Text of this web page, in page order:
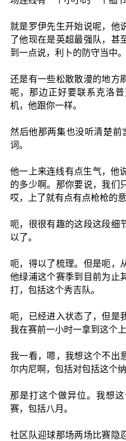
就是罗伊先生开始说呢，他
了他现在是英超最强队，甚
到一点说，利卜的防守当中。
还是有一些松散散漫的地方
呢，那边正好要联系克洛
机，他跟你一样。
然后他那两集也没听清楚前
词。
他一上来连线有点生气，他
的多少啊。那你要说，我们
哎，上了就有点有点枪枪的意
呃，很很有趣的这段这段细
以了。
呃，得以了梳理。但是呃，
他绿浦这个赛季到目前为止
打，包括这个秀吉队。
呃，已经进入状态了，但是
我在赛前一小时一拿到这个上
我一看，嗯，我想这个不出
尔内尼啊，包括对包括这个纳
那是打这个做异位。我想
赛，包括八月。
社区队迎球那场两场比赛隐